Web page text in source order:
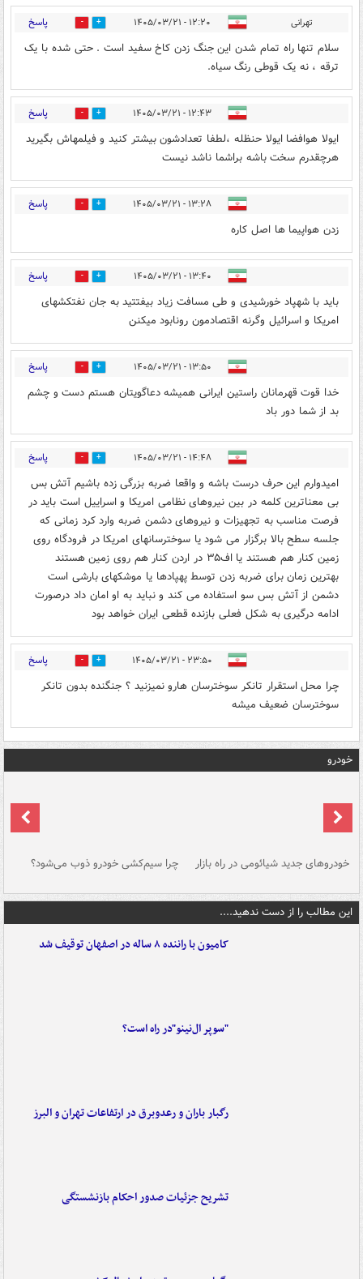
تهرانی ۱۲:۲۰ - ۱۴۰۵/۰۳/۲۱ 0 پاسخ
سلام تنها راه تمام شدن این جنگ زدن کاخ سفید است . حتی شده با یک
ترقه ، نه یک قوطی رنگ سیاه.
۱۲:۴۳ - ۱۴۰۵/۰۳/۲۱ 1 پاسخ
ایولا هوافضا ایولا حنظله ،لطفا تعدادشون بیشتر کنید و فیلمهاش بگیرید
هرچقدرم سخت باشه براشما ناشد نیست
۱۳:۲۸ - ۱۴۰۵/۰۳/۲۱ 1 پاسخ
زدن هواپیما ها اصل کاره
۱۳:۴۰ - ۱۴۰۵/۰۳/۲۱ 2 پاسخ
باید با شهپاد خورشیدی و طی مسافت زیاد بیفتتید به جان نفتکشهای
امریکا و اسرائیل وگرنه اقتصادمون رو‌نابود میکنن
۱۳:۵۰ - ۱۴۰۵/۰۳/۲۱ 1 پاسخ
خدا قوت قهرمانان راستین ایرانی همیشه دعاگویتان هستم دست و چشم
بد از شما دور باد
۱۴:۴۸ - ۱۴۰۵/۰۳/۲۱ 1 پاسخ
امیدوارم این حرف درست باشه و واقعا ضربه بزرگی زده باشیم آتش بس
بی معناترین کلمه در بین نیروهای نظامی امریکا و اسراییل است باید در
فرصت مناسب به تجهیزات و نیروهای دشمن ضربه وارد کرد زمانی که
جلسه سطح بالا برگزار می شود یا سوخترسانهای امریکا در فرودگاه روی
زمین کنار هم هستند یا اف۳۵ در اردن کنار هم روی زمین هستند
بهترین زمان برای ضربه زدن توسط پهپادها یا موشکهای بارشی است
دشمن از آتش بس سو استفاده می کند و نباید به او امان داد درصورت
ادامه درگیری به شکل فعلی بازنده قطعی ایران خواهد بود
۲۳:۵۰ - ۱۴۰۵/۰۳/۲۱ 1 پاسخ
چرا محل استقرار تانکر سوخترسان هارو نمیزنید ؟ جنگنده بدون تانکر
سوخترسان ضعیف میشه
خودرو
خودروهای جدید شیائومی در راه بازار چرا سیم‌کشی خودرو ذوب می‌شود؟
این مطالب را از دست ندهید....
کامیون با راننده ۸ ساله در اصفهان توقیف شد
"سوپر ال‌نینو"در راه است؟
رگبار باران و رعدوبرق در ارتفاعات تهران و البرز
تشریح جزئیات صدور احکام بازنشستگی